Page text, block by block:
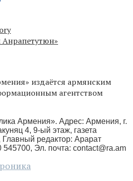
Анрапетутюн»
издаётся армянским
агентством
Армения». Адрес: Армения, г.
4, 9-ый этаж, газета
редактор: Арарат
545700, Эл. почта: contact@ra.am